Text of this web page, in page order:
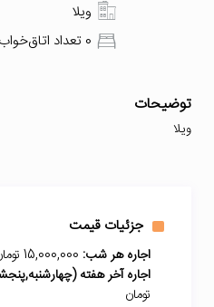
ویلا
0 تعداد اتاق‌خواب
توضیحات
ویلا
جزئیات قیمت
اجاره هر شب:
اجاره آخر هفته
تومان